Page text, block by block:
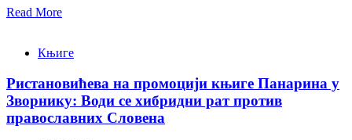
Read More
Књиге
Ристановићева на промоцији књиге Панарина у
Зворнику: Води се хибридни рат против
православних Словена